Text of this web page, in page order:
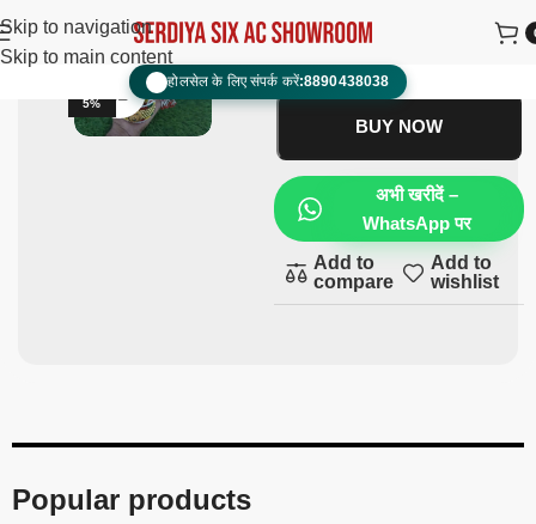
Skip to navigation
Skip to main content
📞 होलसेल के लिए संपर्क करें:8890438038
5%
Click to enlarge
punashi
₹2,000.00
BUY NOW
अभी खरीदें –
WhatsApp पर
Add to
compare
Add to
wishlist
Popular products